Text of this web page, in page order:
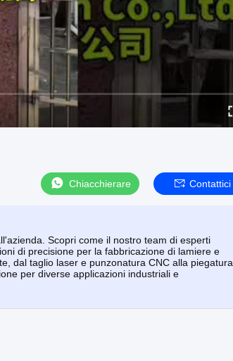
Chiacchierare Contattici
Scopri come il nostro team di esperti
di precisione per la fabbricazione di lamiere e
dal taglio laser e punzonatura CNC alla piegatura,
per diverse applicazioni industriali e